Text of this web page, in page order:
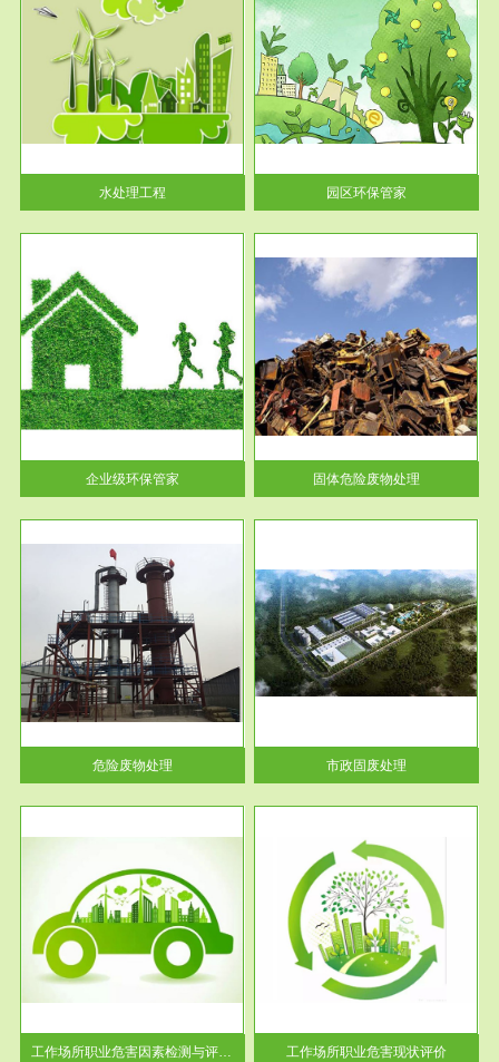
水处理工程
服务范围
园区环保管家
2016 年 4 月，环保部下发《关
于积极发挥环境保护作用促进供
给侧结...
园区环保管家
企业级环保管家
服务范围
固体危险废物处理
固体废物解释：固体废物是指人
们在生产建设、日常生活和其他
活动中...
固体危险废物处理
危险废物处理
服务范围
市政固废处理
蔚蓝生态环境科技所从事的市政
废物处理业务包括市政废物的处
理处...
市政固废处理
工作场所职业危害因素检测与评价...
服务范围
工作场所职业危害现状评价
【现状评价意义】：具体因素---
-通过质谱分析等多种手段明确
工作场...
工作场所职业危害现状评价